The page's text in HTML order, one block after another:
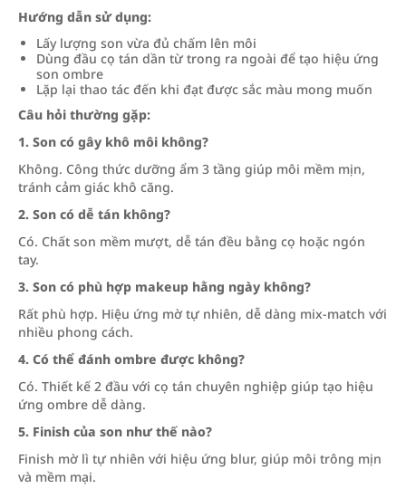
Hướng dẫn sử dụng:
Lấy lượng son vừa đủ chấm lên môi
Dùng đầu cọ tán dần từ trong ra ngoài để tạo hiệu ứng
son ombre
Lặp lại thao tác đến khi đạt được sắc màu mong muốn
Câu hỏi thường gặp:
1. Son có gây khô môi không?
Không. Công thức dưỡng ẩm 3 tầng giúp môi mềm mịn,
tránh cảm giác khô căng.
2. Son có dễ tán không?
Có. Chất son mềm mượt, dễ tán đều bằng cọ hoặc ngón
tay.
3. Son có phù hợp makeup hằng ngày không?
Rất phù hợp. Hiệu ứng mờ tự nhiên, dễ dàng mix-match với
nhiều phong cách.
4. Có thể đánh ombre được không?
Có. Thiết kế 2 đầu với cọ tán chuyên nghiệp giúp tạo hiệu
ứng ombre dễ dàng.
5. Finish của son như thế nào?
Finish mờ lì tự nhiên với hiệu ứng blur, giúp môi trông mịn
và mềm mại.